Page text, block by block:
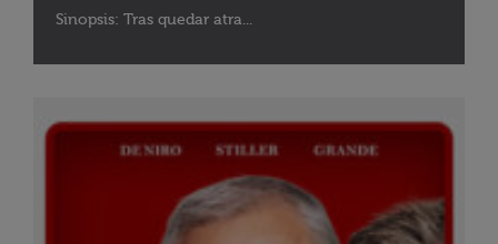
Sinopsis: Tras quedar atra...